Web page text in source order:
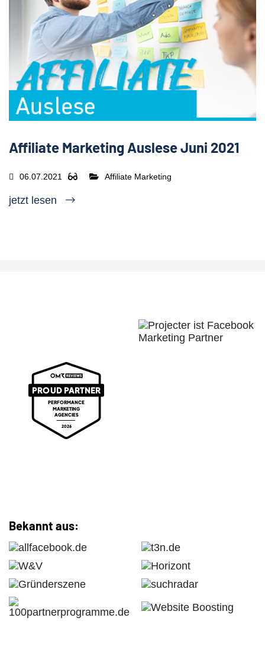
Affiliate Marketing Auslese Juni 2021
06.07.2021 Affiliate Marketing
jetzt lesen
Bekannt aus: